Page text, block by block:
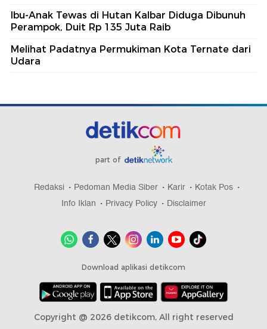
Ibu-Anak Tewas di Hutan Kalbar Diduga Dibunuh
Perampok, Duit Rp 135 Juta Raib
Melihat Padatnya Permukiman Kota Ternate dari
Udara
part of
Redaksi Pedoman Media Siber Karir
Kotak Pos
Info Iklan
Privacy Policy Disclaimer
Download aplikasi detikcom
Copyright @ 2026 detikcom, All right reserved